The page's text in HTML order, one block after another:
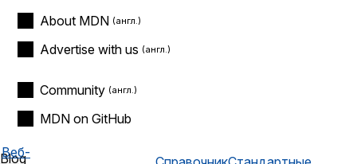
About MDN
Advertise with us
Community
MDN on GitHub
Blog
Веб-